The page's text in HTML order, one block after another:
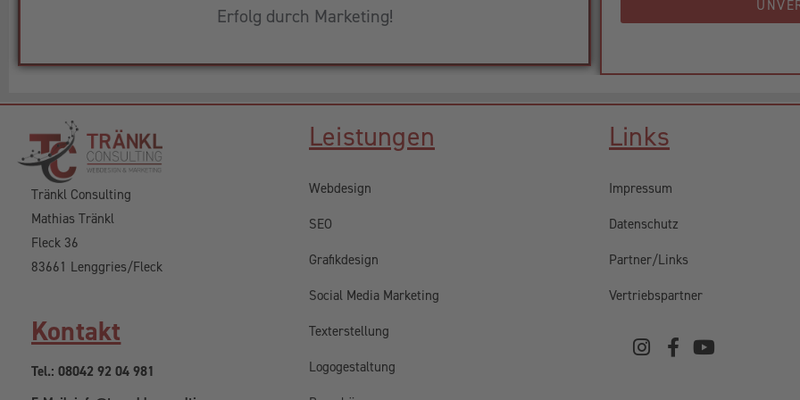
Erfolg durch Marketing!
Tränkl Consulting
Mathias Tränkl
Fleck 36
83661 Lenggries/Fleck
Kontakt
Tel.: 08042 92 04 981
Leistungen
Webdesign
SEO
Grafikdesign
Social Media Marketing
Texterstellung
Logogestaltung
Links
Impressum
Datenschutz
Partner/Links
Vertriebspartner